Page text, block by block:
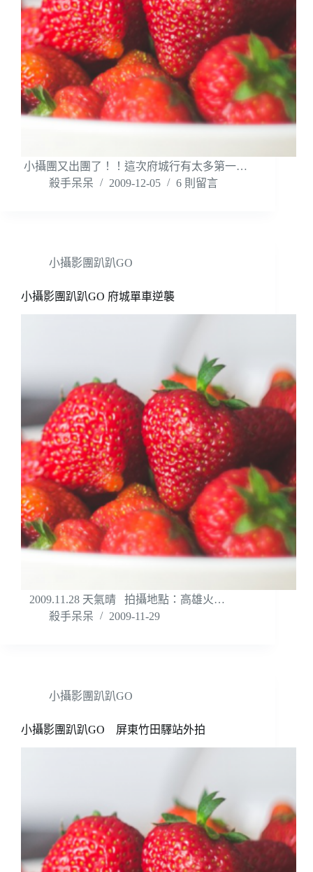
小攝團又出團了！！這次府城行有太多第一…
殺手呆呆
2009-12-05 6 則留言
小攝影團趴趴GO
小攝影團趴趴GO 府城單車逆襲
2009.11.28 天氣晴 拍攝地點：高雄火…
殺手呆呆
2009-11-29
小攝影團趴趴GO
小攝影團趴趴GO 屏東竹田驛站外拍